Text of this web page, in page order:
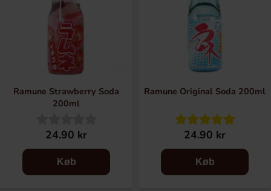
Ramune Strawberry Soda
200ml
24.90 kr
Køb
Ramune Original Soda 200ml
24.90 kr
Køb